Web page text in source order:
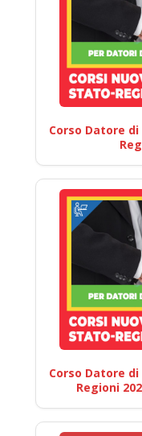
Corso Datore
Corso Datore
Regioni